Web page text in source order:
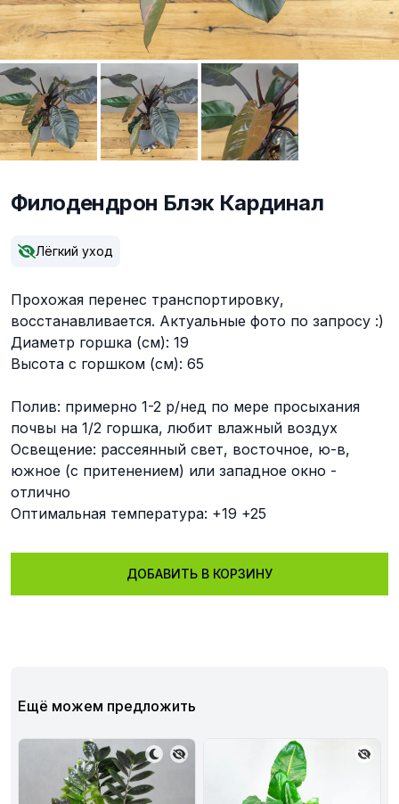
Филодендрон Блэк Кардинал
Описание
Лёгкий уход
Прохожая перенес транспортировку,
восстанавливается. Актуальные фото по запросу :)
Диаметр горшка (см): 19
Высота с горшком (см): 65
Полив: примерно 1-2 р/нед по мере просыхания
почвы на 1/2 горшка, любит влажный воздух
Освещение: рассеянный свет, восточное, ю-в,
южное (с притенением) или западное окно -
отлично
Оптимальная температура: +19 +25
ДОБАВИТЬ В КОРЗИНУ
Ещё можем предложить